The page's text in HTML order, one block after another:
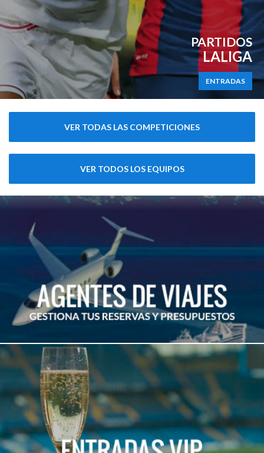
PARTIDOS
LALIGA
ENTRADAS
VER TODAS LAS COMPETICIONES
VER TODOS LOS EQUIPOS